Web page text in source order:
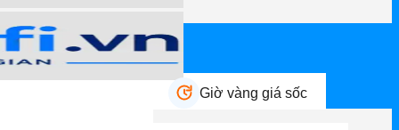
Giờ vàng giá sốc